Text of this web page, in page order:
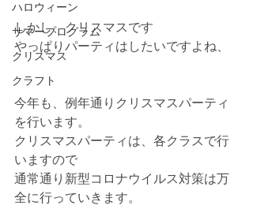
ハロウィーン
サマープログラム
クリスマス
クラフト
しかし、クリスマスです
やっぱりパーティはしたいですよね、
今年も、例年通りクリスマスパーティ
を行います。
クリスマスパーティは、各クラスで行
いますので
通常通り新型コロナウイルス対策は万
全に行っていきます。